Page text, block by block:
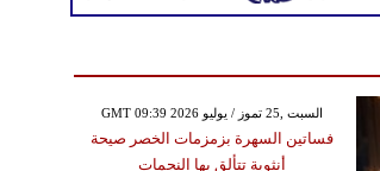
GMT 09:39 2026 السبت ,25 تموز / يوليو
فساتين السهرة بزمزمات الخصر صيحة
أنثوية تتألق بها النجمات